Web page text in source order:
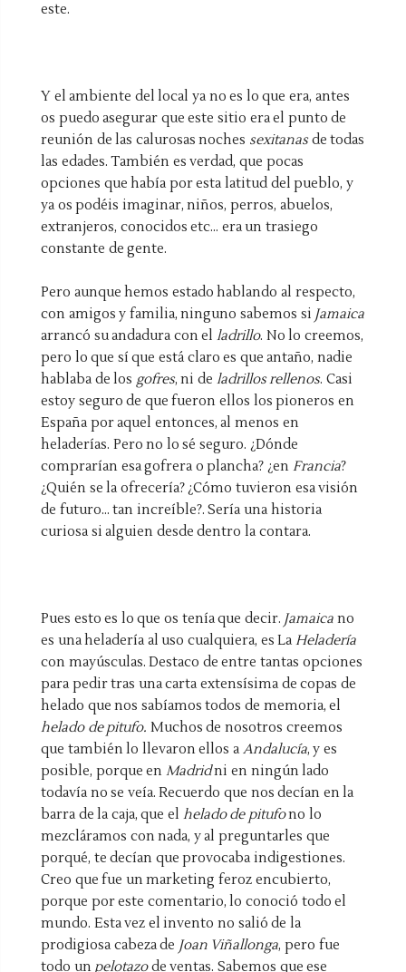
este.
Y el ambiente del local ya no es lo que era, antes
os puedo asegurar que este sitio era el punto de
reunión de las calurosas noches sexitanasde todas
las edades. También es verdad, que pocas
opciones que había por esta latitud del pueblo, y
ya os podéis imaginar, niños, perros, abuelos,
extranjeros, conocidos etc… era un trasiego
constante de gente.
Pero aunque hemos estado hablando al respecto,
con amigos y familia, ninguno sabemos si Jamaica
arrancó su andadura con elladrillo. No lo creemos,
pero lo que sí que está claro es que antaño, nadie
hablaba de los gofres, ni de ladrillos rellenos. Casi
estoy seguro de que fueron ellos los pioneros en
España por aquel entonces, al menos en
heladerías. Pero no lo sé seguro. ¿Dónde
comprarían esagofrera o plancha? ¿en Francia?
¿Quién se la ofrecería? ¿Cómo tuvieron esa visión
de futuro... tan increíble?. Sería una historia
curiosa si alguien desde dentro la contara.
Pues esto es lo que os tenía que decir. Jamaica no
es una heladería al uso cualquiera, es La Heladería
con mayúsculas. Destaco de entre tantas opciones
para pedir tras una carta extensísima de copas de
helado que nos sabíamos todos de memoria, el
helado depitufo. Muchos de nosotros creemos
que también lo llevaron ellos a Andalucía, y es
posible, porque en Madridni en ningún lado
todavía no se veía. Recuerdo que nos decían en la
barra de la caja, que el helado de pitufono lo
mezcláramos con nada, y al preguntarles que
porqué, te decían que provocaba indigestiones.
Creo que fue unmarketing feroz encubierto,
porque por este comentario, lo conoció todo el
mundo. Esta vez el invento no salió de la
prodigiosa cabeza de Joan Viñallonga, pero fue
todo un pelotazode ventas. Sabemos que ese